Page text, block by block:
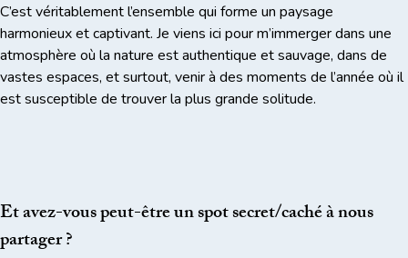
C’est véritablement l’ensemble qui forme un paysage
harmonieux et captivant. Je viens ici pour m’immerger dans une
atmosphère où la nature est authentique et sauvage, dans de
vastes espaces, et surtout, venir à des moments de l’année où il
est susceptible de trouver la plus grande solitude.
Et avez-vous peut-être un spot secret/caché à nous
partager ?